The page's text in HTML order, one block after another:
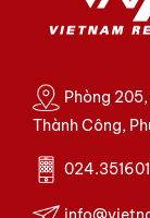
Phòng
Thành Công,